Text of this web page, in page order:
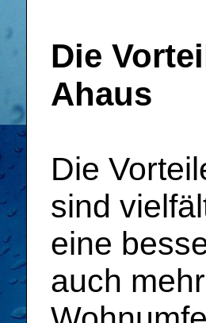
Die
Ahaus
Die
sind
eine
auch